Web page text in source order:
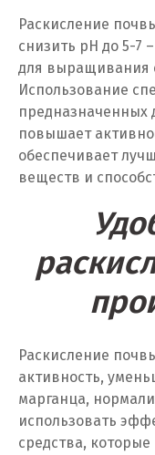
Одинцово
Омск
Орел
Оренбург
Пермь
Подольск
Раскисление
снизить pH до 5-7
для выращивания
Использование
предназначенных
повышает
обеспечивает
веществ и
Раскисление
активность,
марганца,
использовать
средства,